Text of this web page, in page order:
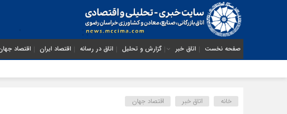
صفحه نخست اتاق خبر گزارش و تحلیل اتاق در رسانه اقتصاد ایران اقتصاد
خانه اتاق خبر اقتصاد جهان